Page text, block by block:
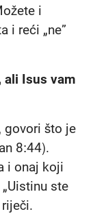
i
i reći „ne”
ali Isus vam
govori što je
8:44).
i onaj koji
ste